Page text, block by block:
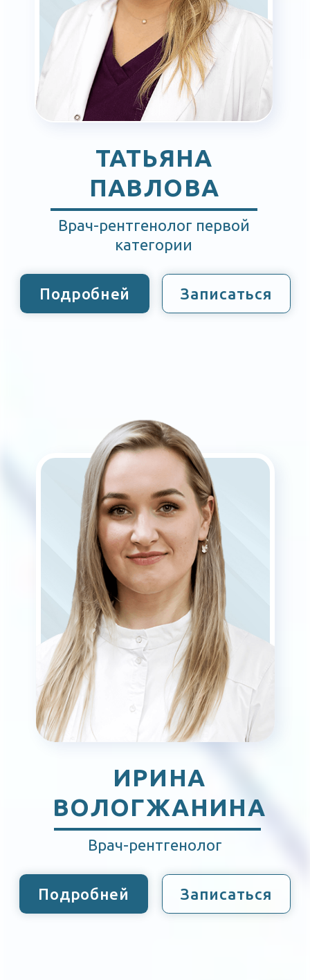
ДМИТРИЙ
НЕСТЕРОВ
Врач кардиолог,
врач функциональной диагностики
Записаться
ОЛЬГА ЗАЙКОВА
Врач УЗД
Подробней Записаться
АННА МИНЕЕВА